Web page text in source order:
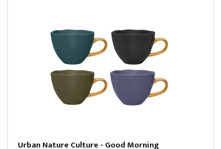
Urban Nature Culture - Good Morning